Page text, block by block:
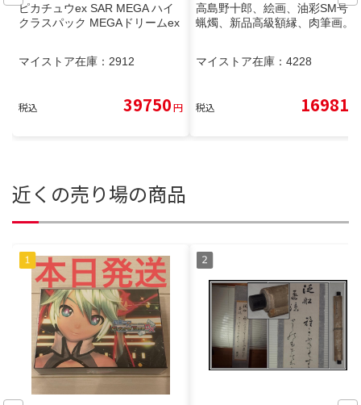
ピカチュウex SAR MEGA ハイ
クラスパック MEGAドリームex
マイストア在庫： 2912
税込 39750円
高島野十郎、絵画、油彩SM号、
蝋燭、新品高級額縁、肉筆画。
マイストア在庫： 4228
税込 16981
近くの売り場の商品